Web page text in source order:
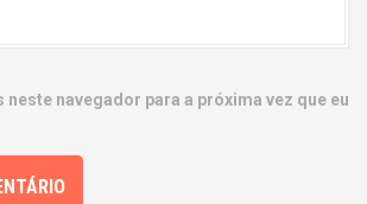
neste navegador para a próxima vez que eu